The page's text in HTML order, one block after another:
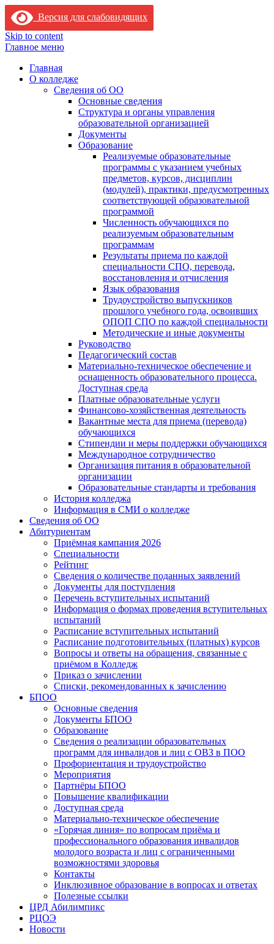
Версия для слабовидящих
Skip to content
Главное меню
Главная
О колледже
Сведения об ОО
Основные сведения
Структура и органы управления
образовательной организацией
Документы
Образование
Реализуемые образовательные
программы с указанием учебных
предметов, курсов, дисциплин
(модулей), практики, предусмотренных
соответствующей образовательной
программой
Численность обучающихся по
реализуемым образовательным
программам
Результаты приема по каждой
специальности СПО, перевода,
восстановления и отчисления
Язык образования
Трудоустройство выпускников
прошлого учебного года, освоивших
ОПОП СПО по каждой специальности
Методические и иные документы
Руководство
Педагогический состав
Материально-техническое обеспечение и
оснащенность образовательного процесса.
Доступная среда
Платные образовательные услуги
Финансово-хозяйственная деятельность
Вакантные места для приема (перевода)
обучающихся
Стипендии и меры поддержки обучающихся
Международное сотрудничество
Организация питания в образовательной
организации
Образовательные стандарты и требования
История колледжа
Информация в СМИ о колледже
Сведения об ОО
Абитуриентам
Приёмная кампания 2026
Специальности
Рейтинг
Сведения о количестве поданных заявлений
Документы для поступления
Перечень вступительных испытаний
Информация о формах проведения вступительных
испытаний
Расписание вступительных испытаний
Расписание подготовительных (платных) курсов
Вопросы и ответы на обращения, связанные с
приёмом в Колледж
Приказ о зачислении
Списки, рекомендованных к зачислению
БПОО
Основные сведения
Документы БПОО
Образование
Сведения о реализации образовательных
программ для инвалидов и лиц с ОВЗ в ПОО
Профориентация и трудоустройство
Мероприятия
Партнёры БПОО
Повышение квалификации
Доступная среда
Материально-техническое обеспечение
«Горячая линия» по вопросам приёма и
профессионального образования инвалидов
молодого возраста и лиц с ограниченными
возможностями здоровья
Контакты
Инклюзивное образование в вопросах и ответах
Полезные ссылки
ЦРД Абилимпикс
РЦОЭ
Новости